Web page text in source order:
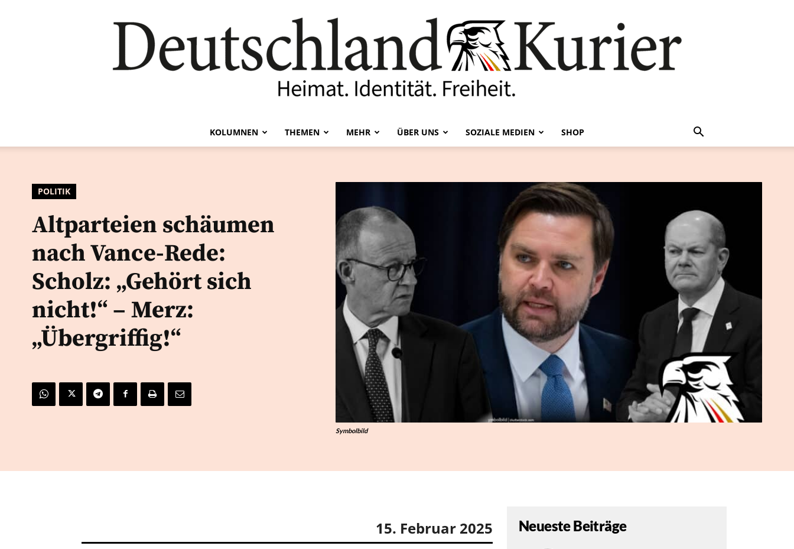
Kurier
KOLUMNEN THEMEN MEHR ÜBER UNS SOZIALE MEDIEN SHOP
POLITIK
Altparteien schäumen
nach Vance-Rede:
Scholz: „Gehört sich
nicht!“ – Merz:
„Übergriffig!“
Symbolbild
15. Februar 2025 Neueste Beiträge